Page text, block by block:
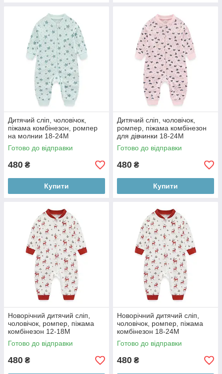
Дитячий сліп, чоловічок,
піжама комбінезон, ромпер
на молнии 18-24М
Готово до відправки
480 ₴
Купити
Дитячий сліп, чоловічок,
ромпер, піжама комбінезон
для дівчинки 18-24М
Готово до відправки
480 ₴
Купити
Новорічний дитячий сліп,
чоловічок, ромпер, піжама
комбінезон 12-18M
Готово до відправки
480 ₴
Новорічний дитячий сліп,
чоловічок, ромпер, піжама
комбінезон 18-24М
Готово до відправки
480 ₴